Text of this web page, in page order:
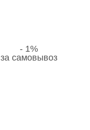
- 1%
за самовывоз